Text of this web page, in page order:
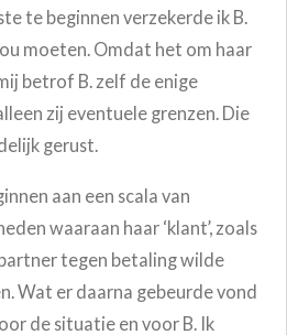
te beginnen verzekerde ik B.
moeten. Omdat het om haar
betrof B. zelf de enige
zij eventuele grenzen. Die
gerust.
aan een scala van
waaraan haar ‘klant’, zoals
tegen betaling wilde
Wat er daarna gebeurde vond
de situatie en voor B. Ik